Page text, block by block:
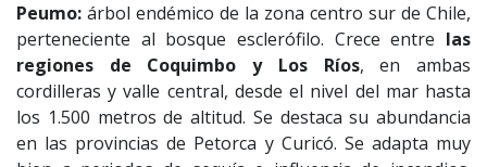
Peumo: árbol endémico de la zona centro sur de Chile,
perteneciente al bosque esclerófilo. Crece entre las
regiones de Coquimbo y Los Ríos, en ambas
cordilleras y valle central, desde el nivel del mar hasta
los 1.500 metros de altitud. Se destaca su abundancia
en las provincias de Petorca y Curicó. Se adapta muy